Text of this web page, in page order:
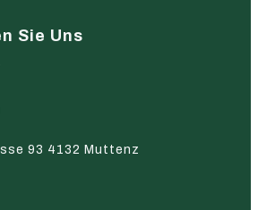
Sie Uns
93 4132 Muttenz